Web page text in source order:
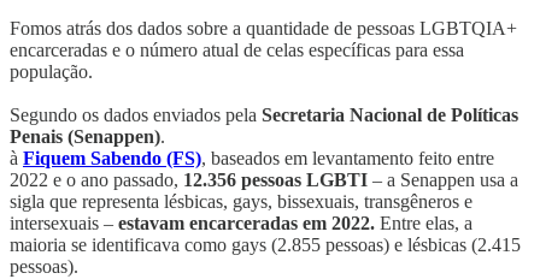
Fomos atrás dos dados sobre a quantidade de pessoas LGBTQIA+
encarceradas e o número atual de celas específicas para essa
população.
Segundo os dados enviados pela Secretaria Nacional de Políticas
Penais (Senappen).
à Fiquem Sabendo (FS), baseados em levantamento feito entre
2022 e o ano passado, 12.356 pessoas LGBTI – a Senappen usa a
sigla que representa lésbicas, gays, bissexuais, transgêneros e
intersexuais – estavam encarceradas em 2022. Entre elas, a
maioria se identificava como gays (2.855 pessoas) e lésbicas (2.415
pessoas).